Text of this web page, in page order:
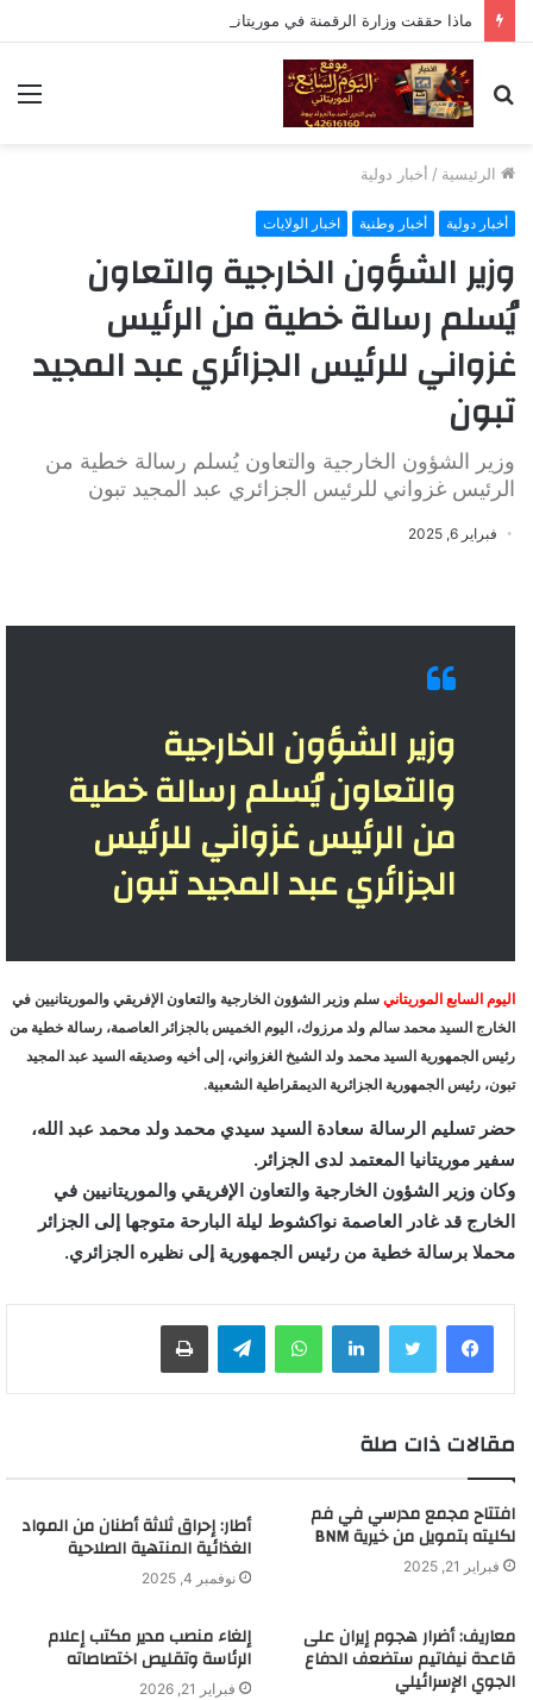
ماذا حققت وزارة الرقمنة في موريتانيا
بحث
عن
الرئيسية / أخبار دولية
أخبار دولية أخبار وطنية اخبار الولايات
وزير الشؤون الخارجية والتعاون
يُسلم رسالة خطية من الرئيس
غزواني للرئيس الجزائري عبد المجيد
تبون
وزير الشؤون الخارجية والتعاون يُسلم رسالة خطية من
الرئيس غزواني للرئيس الجزائري عبد المجيد تبون
فبراير 6, 2025
وزير الشؤون الخارجية
والتعاون يُسلم رسالة خطية
من الرئيس غزواني للرئيس
الجزائري عبد المجيد تبون
اليوم السابع الموريتاني سلم وزير الشؤون الخارجية والتعاون الإفريقي والموريتانيين في
الخارج السيد محمد سالم ولد مرزوك، اليوم الخميس بالجزائر العاصمة، رسالة خطية من
رئيس الجمهورية السيد محمد ولد الشيخ الغزواني، إلى أخيه وصديقه السيد عبد المجيد
تبون، رئيس الجمهورية الجزائرية الديمقراطية الشعبية.
حضر تسليم الرسالة سعادة السيد سيدي محمد ولد محمد عبد الله،
سفير موريتانيا المعتمد لدى الجزائر.
وكان وزير الشؤون الخارجية والتعاون الإفريقي والموريتانيين في
الخارج قد غادر العاصمة نواكشوط ليلة البارحة متوجها إلى الجزائر
محملا برسالة خطية من رئيس الجمهورية إلى نظيره الجزائري.
لينكدإن واتساب
مقالات ذات صلة
افتتاح مجمع مدرسي في فم
لكليته بتمويل من خيرية BNM
فبراير 21, 2025
أطار: إحراق ثلاثة أطنان من المواد
الغذائية المنتهية الصلاحية
نوفمبر 4, 2025
معاريف: أضرار هجوم إيران على
قاعدة نيفاتيم ستضعف الدفاع
الجوي الإسرائيلي
إلغاء منصب مدير مكتب إعلام
الرئاسة وتقليص اختصاصاته
فبراير 21, 2026